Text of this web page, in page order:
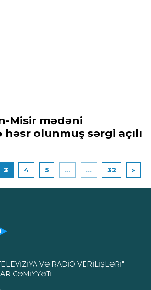
Misir mədəni
olunmuş sərgi açılı
3 4 5 ... ... 32 »
VƏ RADİO VERİLİŞLƏRİ"
CƏMİYYƏTİ